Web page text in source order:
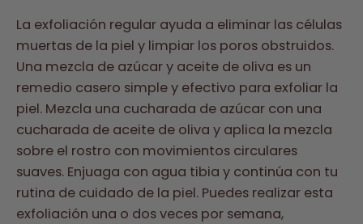
La exfoliación regular ayuda a eliminar las células
muertas de la piel y limpiar los poros obstruidos.
Una mezcla de azúcar y aceite de oliva es un
remedio casero simple y efectivo para exfoliar la
piel. Mezcla una cucharada de azúcar con una
cucharada de aceite de oliva y aplica la mezcla
sobre el rostro con movimientos circulares
suaves. Enjuaga con agua tibia y continúa con tu
rutina de cuidado de la piel. Puedes realizar esta
exfoliación una o dos veces por semana,